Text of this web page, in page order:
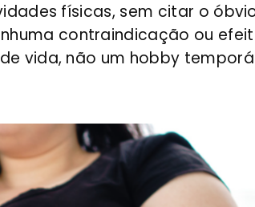
físicas, sem citar o
contraindicação ou
vida, não um hobby